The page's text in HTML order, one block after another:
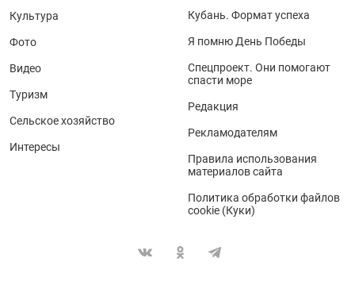
Культура
Фото
Видео
Туризм
Сельское хозяйство
Интересы
Кубань. Формат успеха
Я помню День Победы
Спецпроект. Они помогают
спасти море
Редакция
Рекламодателям
Правила использования
материалов сайта
Политика обработки файлов
cookie (Куки)